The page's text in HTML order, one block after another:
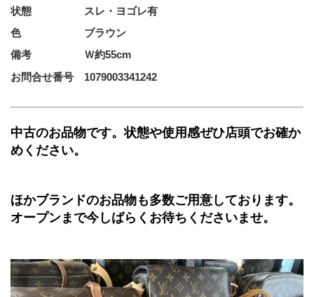
状態     スレ・ヨゴレ有
色      ブラウン
備考     Ｗ約55cm
お問合せ番号 1079003341242
中古のお品物です。状態や使用感ぜひ店頭でお確か
めください。
ほかブランドのお品物も多数ご用意しております。
オープンまで今しばらくお待ちくださいませ。